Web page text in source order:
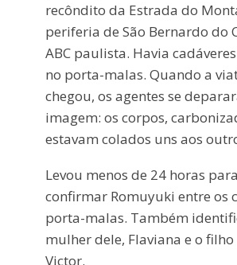
recôndito da Estrada do
periferia de São Bernardo do
ABC paulista. Havia
no porta-malas. Quando a
chegou, os agentes se
imagem: os corpos,
estavam colados uns aos
Levou menos de 24 horas
confirmar Romuyuki entre os
porta-malas. Também
mulher dele, Flaviana e o filho
Victor.